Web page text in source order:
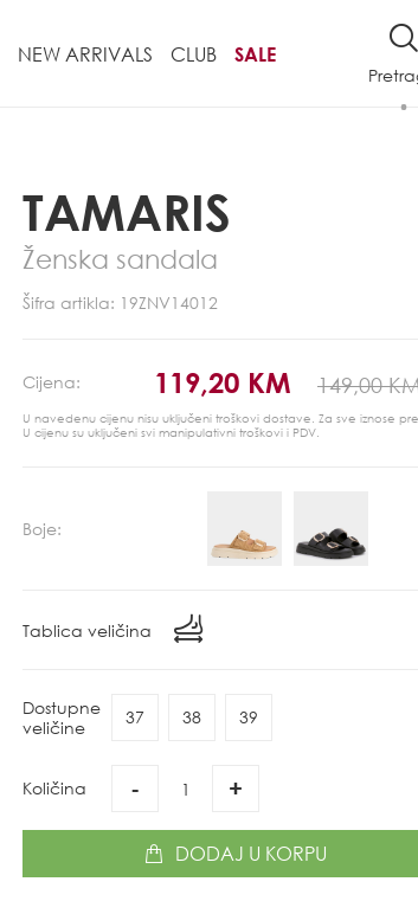
NEW ARRIVALS CLUB SALE
TAMARIS
Ženska sandala
Šifra artikla: 19ZNV14012
Cijena: 119,20 KM 149,00
U navedenu cijenu nisu uključeni troškovi dostave. Za sve iznose
U cijenu su uključeni svi manipulativni troškovi i PDV.
Boje:
Tablica veličina
Dostupne
veličine
37 38 39
Količina - +
DODAJ U KORPU